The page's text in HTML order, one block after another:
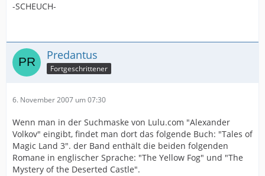
-SCHEUCH-
Predantus
Fortgeschrittener
6. November 2007 um 07:30
Wenn man in der Suchmaske von Lulu.com "Alexander
Volkov" eingibt, findet man dort das folgende Buch: "Tales of
Magic Land 3". der Band enthält die beiden folgenden
Romane in englischer Sprache: "The Yellow Fog" und "The
Mystery of the Deserted Castle".